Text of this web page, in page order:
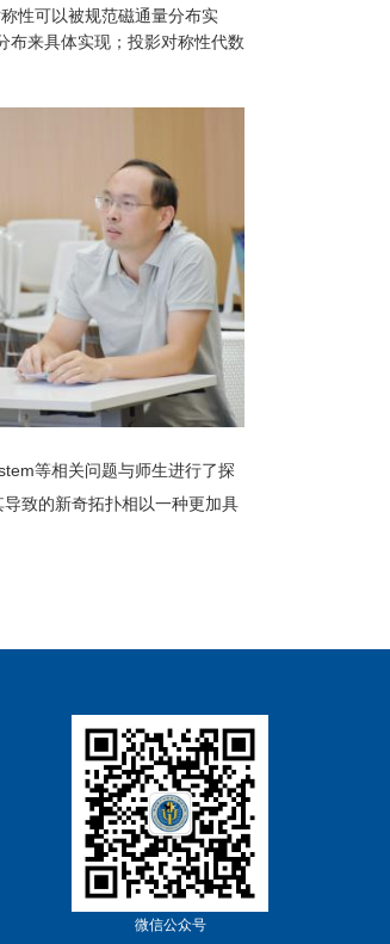
性可以被规范磁通量分布实
布来具体实现；投影对称性代数
等相关问题与师生进行了探
致的新奇拓扑相以一种更加具
微信公众号